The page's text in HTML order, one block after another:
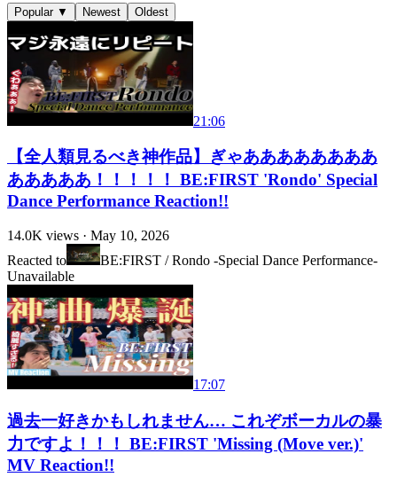
Popular ▼ Newest Oldest
21:06
【全人類見るべき神作品】ぎゃああああああああ
あああああ！！！！！ BE:FIRST 'Rondo' Special
Dance Performance Reaction!!
14.0K views · May 10, 2026
Reacted to
BE:FIRST / Rondo -Special Dance Performance-
Unavailable
17:07
過去一好きかもしれません… これぞボーカルの暴
力ですよ！！！ BE:FIRST 'Missing (Move ver.)'
MV Reaction!!